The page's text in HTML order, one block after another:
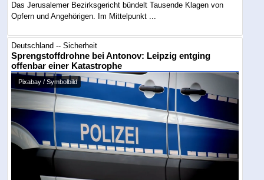
Das Jerusalemer Bezirksgericht bündelt Tausende Klagen von
Opfern und Angehörigen. Im Mittelpunkt ...
Deutschland -- Sicherheit
Sprengstoffdrohne bei Antonov: Leipzig entging
offenbar einer Katastrophe
Pixabay / Symbolbild